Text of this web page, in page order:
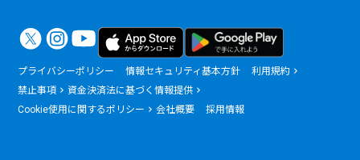
プライバシーポリシー 情報セキュリティ基本方針
利用規約
禁止事項
資金決済法に基づく情報提供
Cookie使用に関するポリシー
会社概要 採用情報